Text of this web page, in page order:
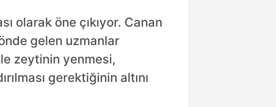
olarak öne çıkıyor. Canan
gelen uzmanlar
zeytinin yenmesi,
gerektiğinin altını